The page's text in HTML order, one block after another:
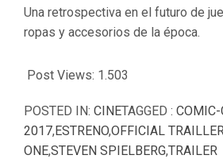
Una retrospectiva en el futuro de
ropas y accesorios de la época.
Post Views: 1.503
POSTED IN: CINETAGGED : COMIC-
2017,ESTRENO,OFFICIAL TRAILLER
ONE,STEVEN SPIELBERG,TRAILER